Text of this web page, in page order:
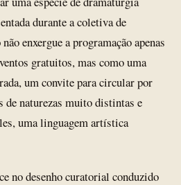
durante a coletiva de
enxergue a programação apenas
gratuitos, mas como uma
um convite para circular por
de naturezas muito distintas e
uma linguagem artística
no desenho curatorial conduzido